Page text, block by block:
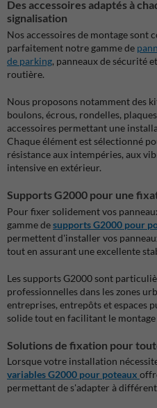
Des accessoires adaptés à
signalisation
Nos accessoires de montage sont
parfaitement notre gamme de
de parking, panneaux de sécurité
routière.
Nous proposons notamment des
boulons, écrous, rondelles,
accessoires permettant une
Chaque élément est sélectionné
résistance aux intempéries, aux
intensive en extérieur.
Supports G2000 pour une
Pour fixer solidement vos
gamme desupports G2000 pour
permettent d'installer vos
tout en assurant une excellente
Les supports G2000 sont
professionnelles dans les zones
entreprises, entrepôts et espaces
solide tout en facilitant le montage
Solutions de fixation pour
Lorsque votre installation
variables G2000 pour poteaux
permettant de s'adapter à